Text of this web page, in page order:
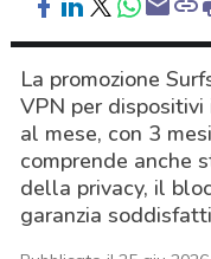
La promozione
VPN per
al mese, con 3
comprende anche
della privacy, il
garanzia